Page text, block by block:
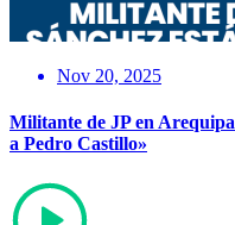
Nov 20, 2025
Militante de JP en
a Pedro Castillo»